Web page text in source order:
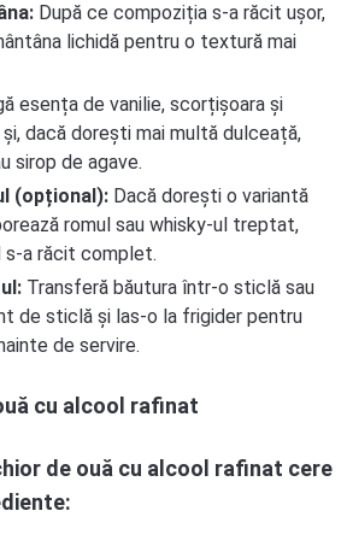
După ce compoziția s-a răcit ușor,
lichidă pentru o textură mai
esența de vanilie, scorțișoara și
și, dacă dorești mai multă dulceață,
sirop de agave.
(opțional): Dacă dorești o variantă
romul sau whisky-ul treptat,
s-a răcit complet.
Transferă băutura într-o sticlă sau
de sticlă și las-o la frigider pentru
de servire.
cu alcool rafinat
de ouă cu alcool rafinat cere